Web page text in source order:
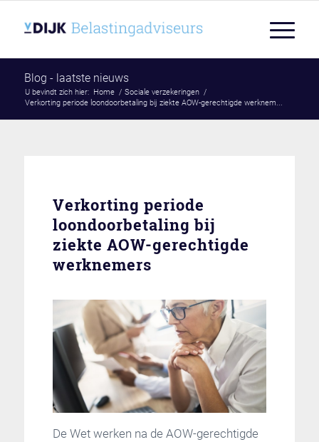
Blog - laatste nieuws
U bevindt zich hier: Home / Sociale verzekeringen /
Verkorting periode loondoorbetaling bij ziekte AOW-gerechtigde werknem...
Verkorting periode
loondoorbetaling bij
ziekte AOW-gerechtigde
werknemers
De Wet werken na de AOW-gerechtigde